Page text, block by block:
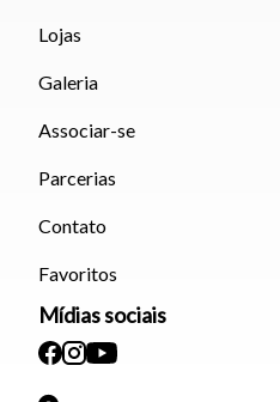
Lojas
Galeria
Associar-se
Parcerias
Contato
Favoritos
Mídias sociais